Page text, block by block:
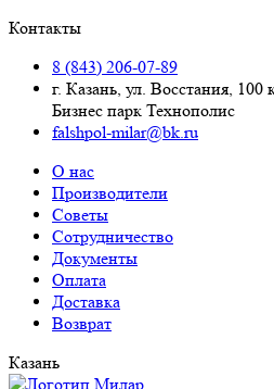
Контакты
8 (843) 206-07-89
г. Казань, ул. Восстания, 100
Бизнес парк Технополис
falshpol-milar@bk.ru
О нас
Производители
Советы
Сотрудничество
Документы
Оплата
Доставка
Возврат
Казань